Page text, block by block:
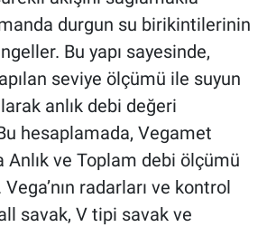
durgun su birikintilerinin
Bu yapı sayesinde,
seviye ölçümü ile suyun
anlık debi değeri
hesaplamada, Vegamet
Anlık ve Toplam debi ölçümü
radarları ve kontrol
savak, V tipi savak ve